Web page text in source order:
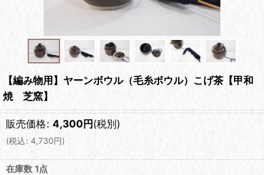
【編み物用】ヤーンボウル（毛糸ボウル）こげ茶【甲和
焼 芝窯】
販売価格: 4,300円(税別)
(税込: 4,730円)
在庫数 1点